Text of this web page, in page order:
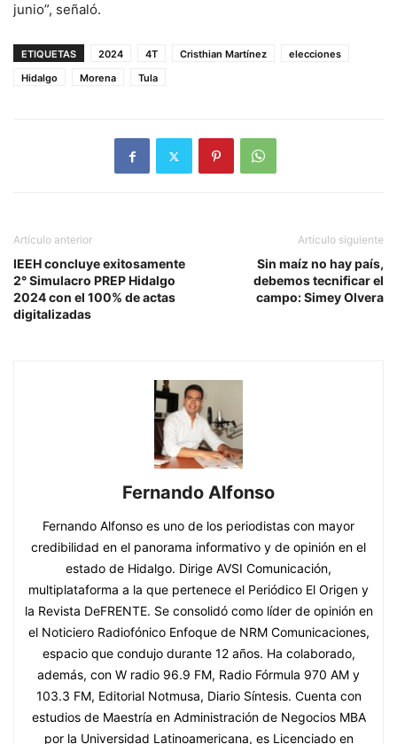
junio”, señaló.
ETIQUETAS 2024 4T Cristhian Martínez
elecciones
Hidalgo
Morena Tula
Artículo anterior
IEEH concluye exitosamente
2° Simulacro PREP Hidalgo
2024 con el 100% de actas
digitalizadas
Artículo siguiente
Sin maíz no hay país,
debemos tecnificar el
campo: Simey Olvera
Fernando Alfonso
Fernando Alfonso es uno de los periodistas con mayor
credibilidad en el panorama informativo y de opinión en el
estado de Hidalgo. Dirige AVSI Comunicación,
multiplataforma a la que pertenece el Periódico El Origen y
la Revista DeFRENTE. Se consolidó como líder de opinión en
el Noticiero Radiofónico Enfoque de NRM Comunicaciones,
espacio que condujo durante 12 años. Ha colaborado,
además, con W radio 96.9 FM, Radio Fórmula 970 AM y
103.3 FM, Editorial Notmusa, Diario Síntesis. Cuenta con
estudios de Maestría en Administración de Negocios MBA
por la Universidad Latinoamericana, es Licenciado en